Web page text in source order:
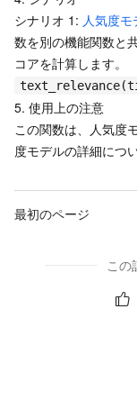
シナリオ 1: 人気度モ
数を別の機能関数と
コアを計算します。
5. 使用上の注意
この関数は、人気度
度モデルの詳細につい
最初のページ
この